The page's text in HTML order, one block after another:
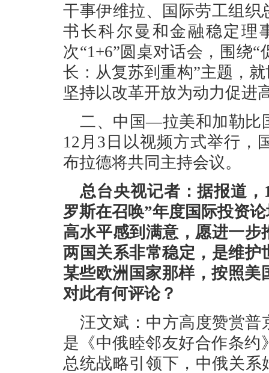
干事伊维拉、国际劳工组
书长科尔曼和金融稳定理
次“1+6”圆桌对话会，围绕
长：从复苏到重构”主题，
坚持以改革开放为动力促进
二、中国—拉美和加勒比
12月3日以视频方式举行，
布拉德将共同主持会议。
总台央视记者：据报道
罗斯在召唤”年度国际投资
高水平感到满意，愿进一
两国关系非常稳定，是维
某些欧洲国家那样，按照美
对此有何评论？
汪文斌：中方高度赞赏普
是《中俄睦邻友好合作条约
总统战略引领下，中俄关系